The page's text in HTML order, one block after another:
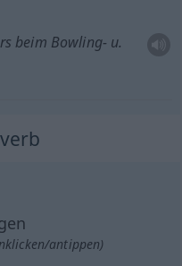
beim Bowling- u.
antippen)